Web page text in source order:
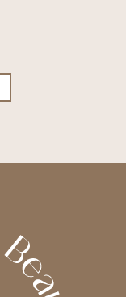
weist
Die
Produktseite
gewählt
werden